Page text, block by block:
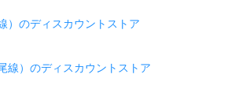
）のディスカウントストア
線）のディスカウントストア